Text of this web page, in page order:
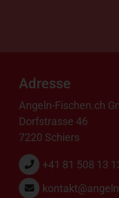
Adresse
Angeln-Fischen.ch
Dorfstrasse 46
7220 Schiers
+41 81 508 13